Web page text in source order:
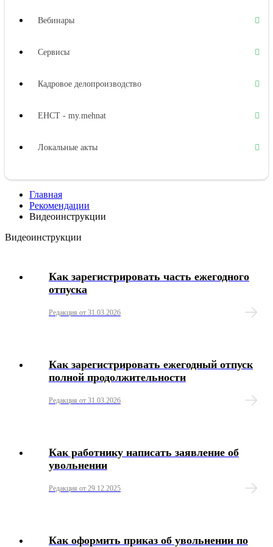
Вебинары
Сервисы
Кадровое делопроизводство
ЕНСТ - my.mehnat
Локальные акты
Трудоустройство
Трудовой договор
Рабочее время
Время отдыха
Материальная помощь
Трудовая дисциплина
Повышение квалификации
Главная
Рекомендации
Видеоинструкции
Видеоинструкции
Как зарегистрировать часть ежегодного
отпуска
Редакция от 31.03.2026
Как зарегистрировать ежегодный отпуск
полной продолжительности
Редакция от 31.03.2026
Как работнику написать заявление об
увольнении
Редакция от 29.12.2025
Как оформить приказ об увольнении по